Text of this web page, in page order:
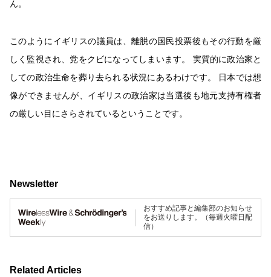
ん。
このようにイギリスの議員は、離脱の国民投票後もその行動を厳
しく監視され、党をクビになってしまいます。
実質的に政治家と
しての政治生命を葬り去られる状況にあるわけです。
日本では想
像ができませんが、イギリスの政治家は当選後も地元支持有権者
の厳しい目にさらされているということです。
Newsletter
おすすめ記事と編集部のお知らせ
をお送りします。（毎週火曜日配
信）
Related Articles